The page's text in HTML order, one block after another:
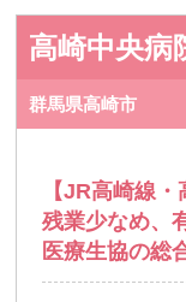
高崎中央病
群馬県高崎市
【JR高崎線
残業少なめ、
医療生協の総